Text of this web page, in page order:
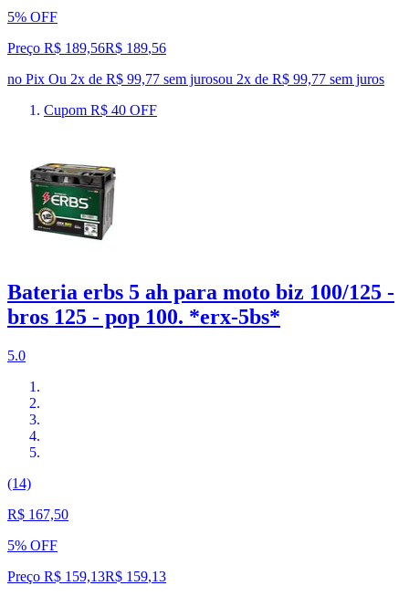
5% OFF
Preço R$ 189,56R$ 189,56
no Pix Ou 2x de R$ 99,77 sem jurosou 2x de R$ 99,77 sem juros
Cupom R$ 40 OFF
Bateria erbs 5 ah para moto biz 100/125 -
bros 125 - pop 100. *erx-5bs*
5.0
(14)
R$ 167,50
5% OFF
Preço R$ 159,13R$ 159,13